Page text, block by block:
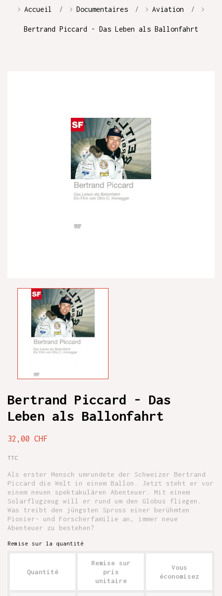
Accueil Documentaires Aviation
Bertrand Piccard - Das Leben als Ballonfahrt
Bertrand Piccard - Das
Leben als Ballonfahrt
32,00 CHF
TTC
Als erster Mensch umrundete der Schweizer Bertrand
Piccard die Welt in einem Ballon. Jetzt steht er vor
einem neuen spektakulären Abenteuer. Mit einem
Solarflugzeug will er rund um den Globus fliegen.
Was treibt den jüngsten Spross einer berühmten
Pionier- und Forscherfamilie an, immer neue
Abenteuer zu bestehen?
Remise sur la quantité
Quantité
Remise sur
prix
unitaire
Vous
économisez